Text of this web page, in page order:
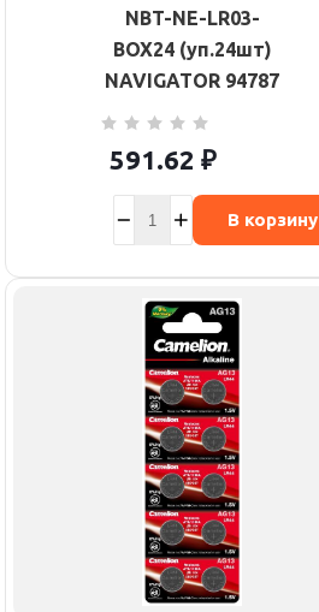
NBT-NE-LR03-
BOX24 (уп.24шт)
NAVIGATOR 94787
591.62 ₽
В корзину